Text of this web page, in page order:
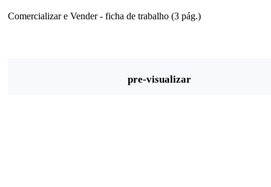
Comercializar e Vender - ficha de trabalho (3 pág.)
pre-visualizar